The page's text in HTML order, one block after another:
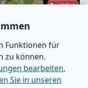
Video
aus dem
Funktionen für
zu können.
bearbeiten.
Sie in unseren